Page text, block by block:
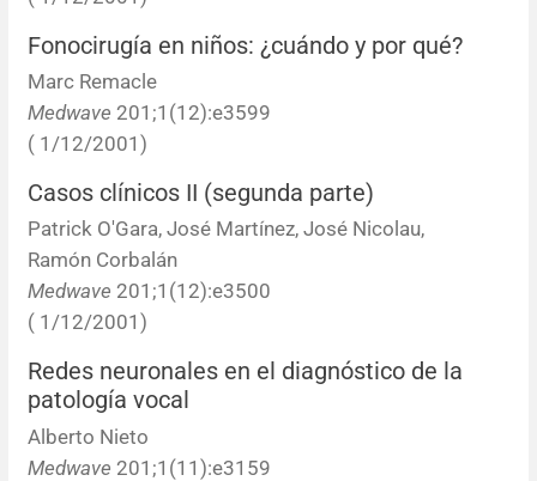
Resúmenes de congresos
Noticias
Fonocirugía en niños: ¿cuándo y por qué?
Marc Remacle
Medwave 201;1(12):e3599
( 1/12/2001)
Casos clínicos II (segunda parte)
Patrick O'Gara, José Martínez, José Nicolau,
Ramón Corbalán
Medwave 201;1(12):e3500
( 1/12/2001)
Redes neuronales en el diagnóstico de la
patología vocal
Alberto Nieto
Medwave 201;1(11):e3159